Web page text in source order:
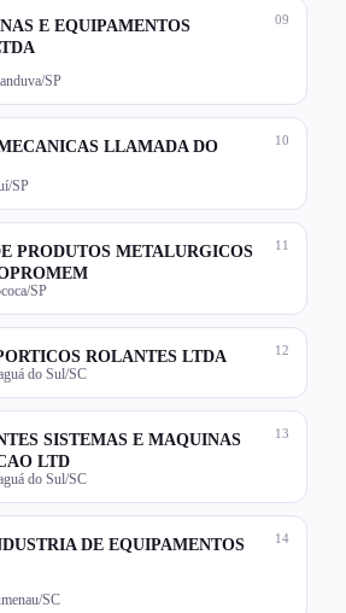
09
E EQUIPAMENTOS
SP
10
LLAMADA DO
SP
11
PRODUTOS METALURGICOS
SP
12
ROLANTES LTDA
do Sul/SC
13
SISTEMAS E MAQUINAS
LTD
do Sul/SC
14
DE EQUIPAMENTOS
SC